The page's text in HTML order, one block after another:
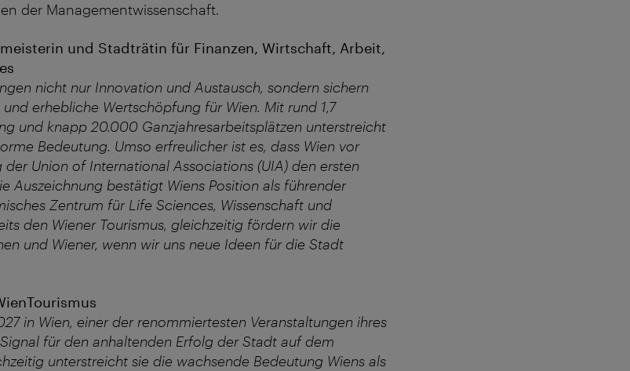
der Managementwissenschaft.
und Stadträtin für Finanzen, Wirtschaft, Arbeit,
nicht nur Innovation und Austausch, sondern sichern
erhebliche Wertschöpfung für Wien. Mit rund 1,7
und knapp 20.000 Ganzjahresarbeitsplätzen unterstreicht
Bedeutung. Umso erfreulicher ist es, dass Wien vor
der Union of International Associations (UIA) den ersten
Auszeichnung bestätigt Wiens Position als führender
Zentrum für Life Sciences, Wissenschaft und
den Wiener Tourismus, gleichzeitig fördern wir die
und Wiener, wenn wir uns neue Ideen für die Stadt
in Wien, einer der renommiertesten Veranstaltungen ihres
für den anhaltenden Erfolg der Stadt auf dem
unterstreicht sie die wachsende Bedeutung Wiens als